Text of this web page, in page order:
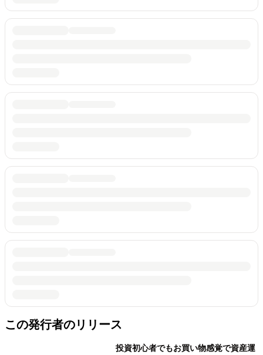
この発行者のリリース
投資初心者でもお買い物感覚で資産運